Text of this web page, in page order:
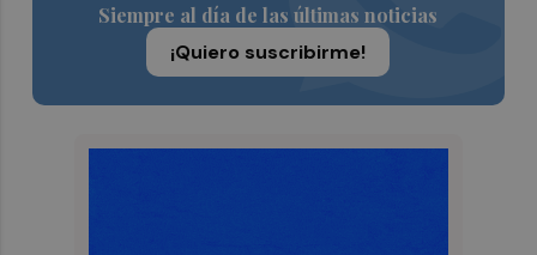
Siempre al día de las últimas noticias
¡Quiero suscribirme!